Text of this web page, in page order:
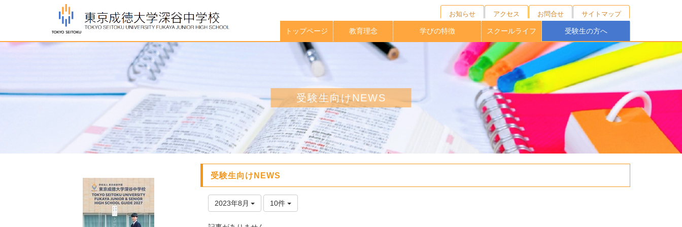
お知らせ アクセス お問合せ サイトマップ
トップページ 教育理念
校長メッセージ
学びの特徴
実践的英語力の育成
イングリッシュキャンプ
アクティブラーニング
海外大学指定校制度
スクールライフ
１日の流れ
年間行事
部活動
施設紹介
制服紹介
桐蔭祭
受験生の方へ
受験生向けNEWS
オープンスクール
学校説明会・外部相談会
募集要項
受験生向けNEWS
受験生向けNEWS
2023年8月 10件